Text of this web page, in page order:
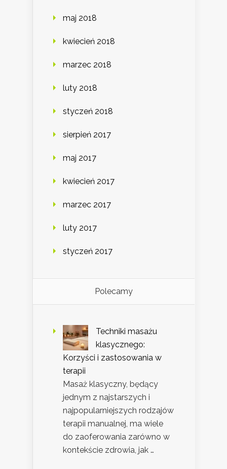
maj 2018
kwiecień 2018
marzec 2018
luty 2018
styczeń 2018
sierpień 2017
maj 2017
kwiecień 2017
marzec 2017
luty 2017
styczeń 2017
Polecamy
Techniki masażu
klasycznego:
Korzyści i zastosowania w
terapii
Masaż klasyczny, będący
jednym z najstarszych i
najpopularniejszych rodzajów
terapii manualnej, ma wiele
do zaoferowania zarówno w
kontekście zdrowia, jak …